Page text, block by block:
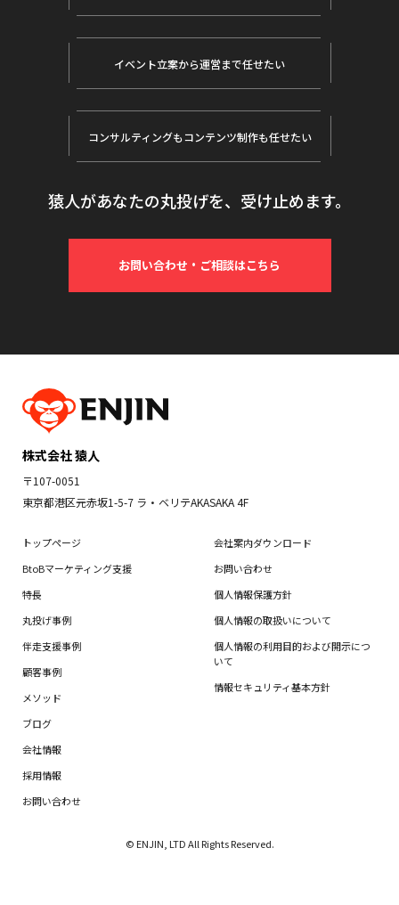
イベント立案から運営まで任せたい
コンサルティングもコンテンツ制作も任せたい
猿人があなたの丸投げを、受け止めます。
お問い合わせ・ご相談はこちら
株式会社 猿人
〒107-0051
東京都港区元赤坂1-5-7 ラ・ベリテAKASAKA 4F
トップページ
BtoBマーケティング支援
特長
丸投げ事例
伴走支援事例
顧客事例
メソッド
ブログ
会社情報
採用情報
お問い合わせ
会社案内ダウンロード
お問い合わせ
個人情報保護方針
個人情報の取扱いについて
個人情報の利用目的および開示につ
いて
情報セキュリティ基本方針
© ENJIN, LTD All Rights Reserved.